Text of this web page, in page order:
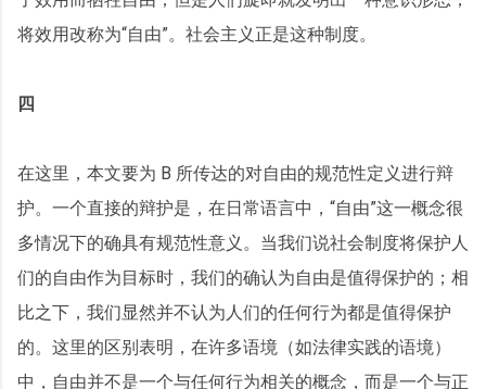
将效用改称为“自由”。社会主义正是这种制度。
四
在这里，本文要为 B 所传达的对自由的规范性定义进行辩
护。一个直接的辩护是，在日常语言中，“自由”这一概念很
多情况下的确具有规范性意义。当我们说社会制度将保护人
们的自由作为目标时，我们的确认为自由是值得保护的；相
比之下，我们显然并不认为人们的任何行为都是值得保护
的。这里的区别表明，在许多语境（如法律实践的语境）
中，自由并不是一个与任何行为相关的概念，而是一个与正